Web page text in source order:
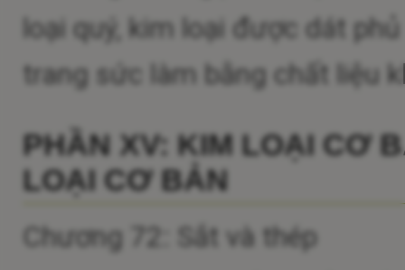
loại quý, kim loại được dát
trang sức làm bằng chất liệu
PHẦN XV: KIM LOẠI CƠ
LOẠI CƠ BẢN
Chương 72: Sắt và thép